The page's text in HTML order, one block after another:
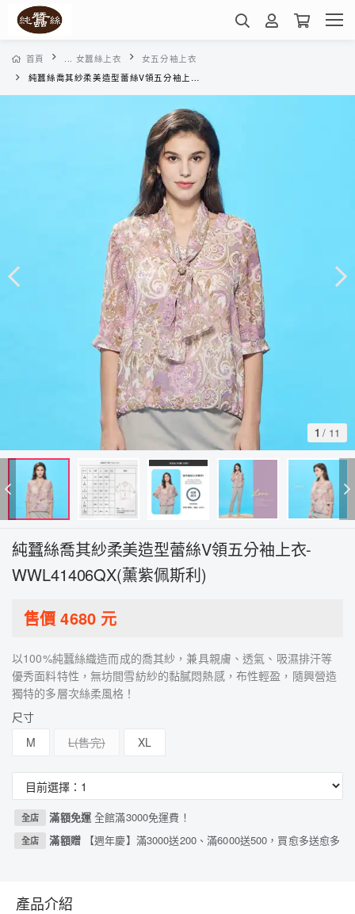
首頁 ... 女蠶絲上衣
女五分袖上衣
純蠶絲喬其紗柔美造型蕾絲V領五分袖上衣-WWL41406QX(薰紫佩斯利)
1 / 11
純蠶絲喬其紗柔美造型蕾絲V領五分袖上衣-
WWL41406QX(薰紫佩斯利)
售價4680元
以100%純蠶絲織造而成的喬其紗，兼具親膚、透氣、吸濕排汗等
優秀面料特性，無坊間雪紡紗的黏膩悶熱感，布性輕盈，隨興營造
獨特的多層次絲柔風格！
尺寸
M
L XL
全店 滿額免運全館滿3000免運費！
全店 滿額贈 【週年慶】滿3000送200、滿6000送500，買愈多送愈多
產品介紹